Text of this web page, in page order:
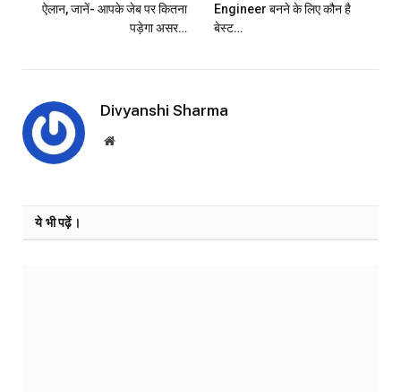
ऐलान, जानें- आपके जेब पर कितना
पड़ेगा असर…
Engineer बनने के लिए कौन है
बेस्ट…
Divyanshi Sharma
Website
ये भी पढ़ें।